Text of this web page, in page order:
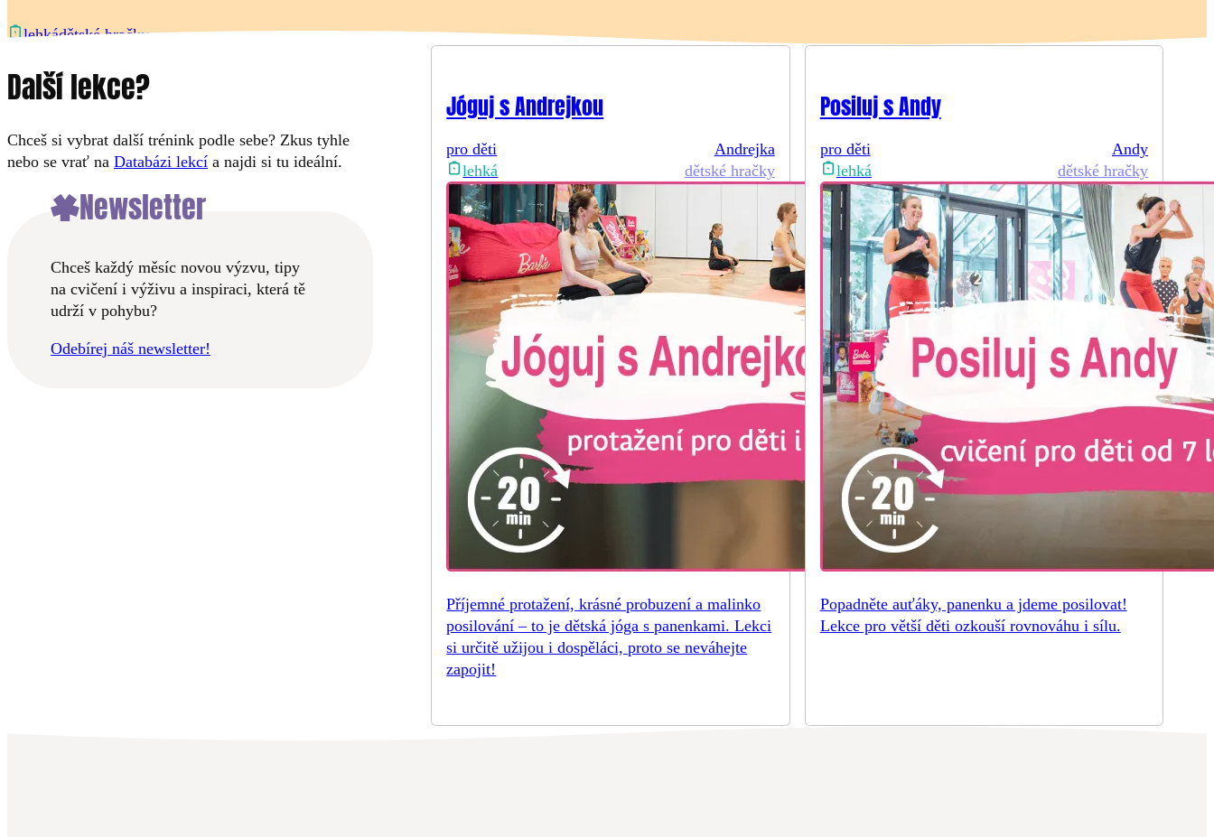
lehkádětské hračky
Další lekce?
Chceš si vybrat další trénink podle sebe? Zkus tyhle
nebo se vrať na Databázi lekcí a najdi si tu ideální.
Newsletter
Chceš každý měsíc novou výzvu, tipy
na cvičení i výživu a inspiraci, která tě
udrží v pohybu?
Odebírej náš newsletter!
Jóguj s Andrejkou
pro děti
lehká
Andrejka
dětské hračky
Příjemné protažení, krásné probuzení a malinko
posilování – to je dětská jóga s panenkami. Lekci
si určitě užijou i dospěláci, proto se neváhejte
zapojit!
Posiluj s Andy
pro děti
lehká
Andy
dětské hračky
Popadněte auťáky, panenku a jdeme posilovat!
Lekce pro větší děti ozkouší rovnováhu i sílu.